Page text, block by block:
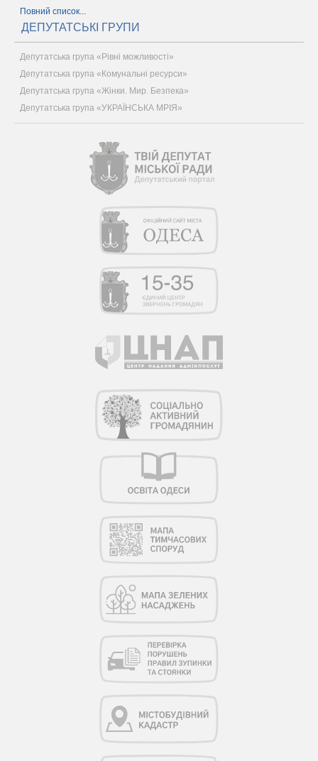
Повний список...
ДЕПУТАТСЬКІ ГРУПИ
Депутатська група «Рівні можливості»
Депутатська група «Комунальні ресурси»
Депутатська група «Жінки. Мир. Безпека»
Депутатська група «УКРАЇНСЬКА МРІЯ»